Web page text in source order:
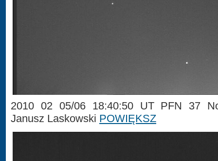
2010 02 05/06 18:40:50 UT PFN 37
Janusz Laskowski POWIĘKSZ